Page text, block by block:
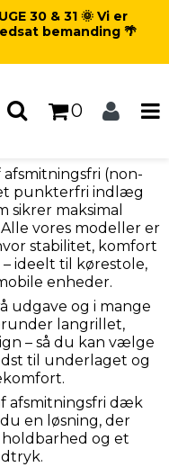
30 & 31 🌞 Vi er
bemanding 🌴
0
(non-
punkterfri indlæg
sikrer maksimal
vores modeller er
stabilitet, komfort
ideelt til kørestole,
enheder.
udgave og i mange
langrillet,
– så du kan vælge
til underlaget og
afsmitningsfri dæk
en løsning, der
og et